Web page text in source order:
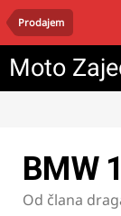
Prodajem
Moto
BMW
Od člana